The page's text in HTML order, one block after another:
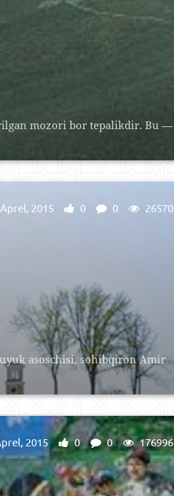
mozori bor tepalikdir. Bu —
asoschisi, sohibqiron Amir
2015 0 0 26570
2015 0 0 176996